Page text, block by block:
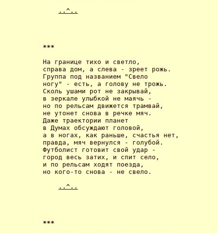
..^..
***
На границе тихо и светло,
справа дом, а слева - зреет рожь.
Группа под названием "Свело
ногу" - есть, а голову не трожь.
Сколь ушами рот не закрывай,
в зеркале улыбкой не маячь -
но по рельсам движется трамвай,
не утонет снова в речке мяч.
Даже траектории планет
в Думах обсуждают головой,
а в ногах, как раньше, счастья нет,
правда, мяч вернулся - голубой.
Футболист готовит свой удар -
город весь затих, и спит село,
и по рельсам ходят поезда,
но кого-то снова - не свело.
..^..
***